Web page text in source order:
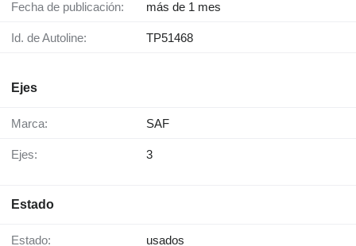
Fecha de publicación: más de 1 mes
Id. de Autoline: TP51468
Ejes
Marca: SAF
Ejes: 3
Estado
Estado: usados